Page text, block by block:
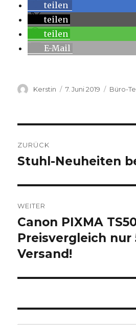
teilen
teilen
teilen
E-Mail
Autor
Kerstin
Veröffentlicht
7. Juni 2019 Büro-
ZURÜCK
Vorheriger
Stuhl-Neuheiten
WEITER
Nächster
Beitrag:
Canon PIXMA
Preisvergleich
Versand!